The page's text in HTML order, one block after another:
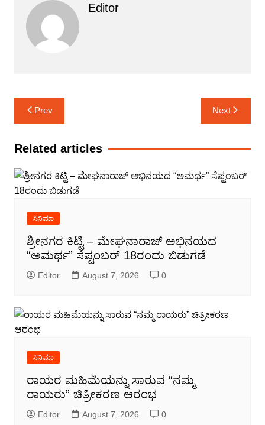
Editor
Post
navigation
Prev Next
Related articles
ಸಿನಿಮಾ
ಶ್ರೀನಗರ ಕಿಟ್ಟಿ – ಮೇಘನಾರಾಜ್ ಅಭಿನಯದ
“ಅಮರ್ಥ” ಸೆಪ್ಟಂಬರ್ 18ರಂದು ಬಿಡುಗಡೆ
Editor August 7, 2026 0
ಸಿನಿಮಾ
ರಾಯರ ಮಹಿಮೆಯನ್ನು ಸಾರುವ “ನಮ್ಮ
ರಾಯರು” ಚಿತ್ರೀಕರಣ ಆರಂಭ
Editor August 7, 2026 0